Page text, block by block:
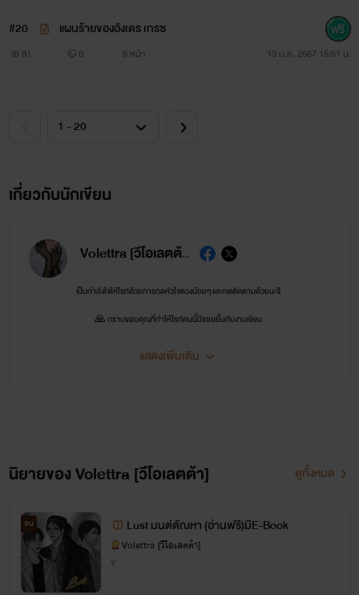
#20 แผนร้ายของอังเดร เกรซ
81 0 6 หน้า 13 ม.ค. 2567 15:51 น.
เกี่ยวกับนักเขียน
Volettra [วีโอเลตต้า]
เป็นกำลังใจให้ไรท์ด้วยการกดหัวใจดวงน้อยๆ และกดติดตามด้วยนะจ๊
🙏 กราบขอบคุณที่ทำให้ไรท์คนนี้มีรอยยิ้มกับงานเขียน
นามปากกา มี i หรือไม่มี i ก็ได้น๊า ไรท์เปลี่ยนเอาเฮง ๆ 555+
แสดงเพิ่มเติม
นิยายของ Volettra [วีโอเลตต้า] ดูทั้งหมด
จบ Lust มนต์ตัณหา (อ่านฟรี)มีE-Book
Volettra [วีโอเลตต้า]
Y